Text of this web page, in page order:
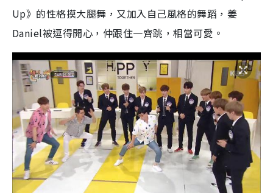
Up》的性格摸大腿舞，又加入自己風格的舞蹈，姜
Daniel被逗得開心，仲跟住一齊跳，相當可愛。